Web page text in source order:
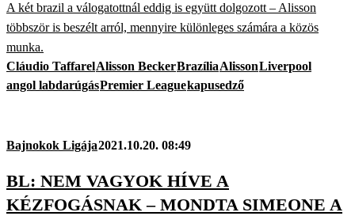
A két brazil a válogatottnál eddig is együtt dolgozott – Alisson
többször is beszélt arról, mennyire különleges számára a közös
munka.
Cláudio TaffarelAlisson BeckerBrazíliaAlissonLiverpool
angol labdarúgásPremier Leaguekapusedző
Bajnokok Ligája2021.10.20. 08:49
BL: NEM VAGYOK HÍVE A
KÉZFOGÁSNAK – MONDTA SIMEONE A